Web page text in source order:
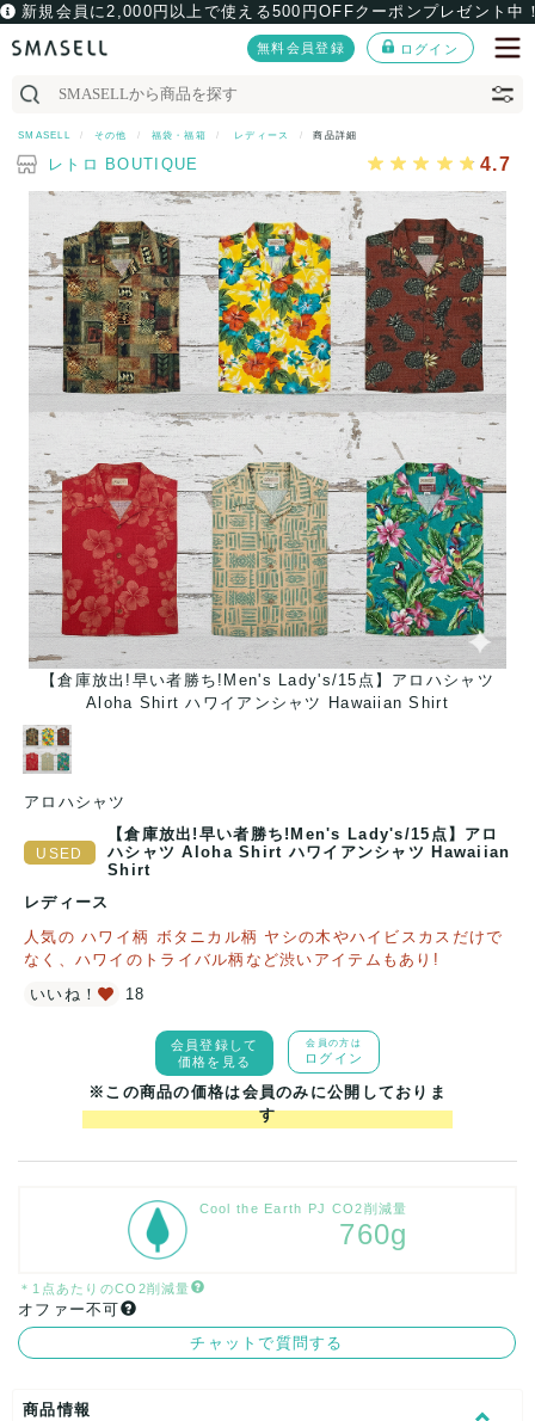
新規会員に2,000円以上で使える500円OFFクーポンプレゼント中
無料会員登録 ログイン
SMASELL その他 福袋・福箱 レディース 商品詳細
レトロ BOUTIQUE 4.7
【倉庫放出!早い者勝ち!Men's Lady's/15点】アロハシャツ
Aloha Shirt ハワイアンシャツ Hawaiian Shirt
アロハシャツ
【倉庫放出!早い者勝ち!Men's Lady's/15点】アロ
ハシャツ Aloha Shirt ハワイアンシャツ Hawaiian
Shirt
レディース
人気の ハワイ柄 ボタニカル柄 ヤシの木やハイビスカスだけで
なく、ハワイのトライバル柄など渋いアイテムもあり!
いいね！
18
会員登録して
価格を見る
会員の方は
ログイン
※この商品の価格は会員のみに公開しておりま
す
Cool the Earth PJ CO2削減量
760g
＊1点あたりのCO2削減量
オファー不可
チャットで質問する
商品情報